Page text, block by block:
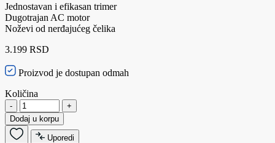
Jednostavan i efikasan trimer
Dugotrajan AC motor
Noževi od nerđajućeg čelika
3.199 RSD
Proizvod je dostupan odmah
Količina
-
+
Dodaj u korpu
Uporedi